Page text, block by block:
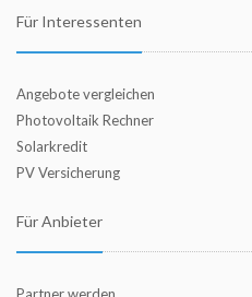
Für Interessenten
Angebote vergleichen
Photovoltaik Rechner
Solarkredit
PV Versicherung
Für Anbieter